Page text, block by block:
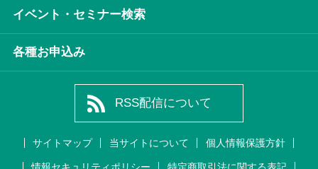
イベント・セミナー検索
各種お申込み
RSS配信について
サイトマップ 当サイトについて 個人情報保護方針
情報セキュリティポリシー 特定商取引法に関する表記